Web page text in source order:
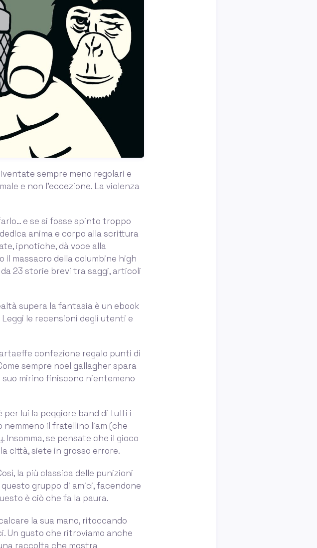
sempre meno regolari e
e non l’eccezione. La violenza
e se si fosse spinto troppo
anima e corpo alla scrittura
ipnotiche, dà voce alla
massacro della columbine high
da 23 storie brevi tra saggi, articoli
supera la fantasia è un ebook
le recensioni degli utenti e
confezione regalo punti di
sempre noel gallagher spara
mirino finiscono nientemeno
per lui la peggiore band di tutti i
nemmeno il fratellino liam (che
Insomma, se pensate che il gioco
città, siete in grosso errore.
la più classica delle punizioni
gruppo di amici, facendone
è ciò che fa la paura.
la sua mano, ritoccando
Un gusto che ritroviamo anche
raccolta che mostra